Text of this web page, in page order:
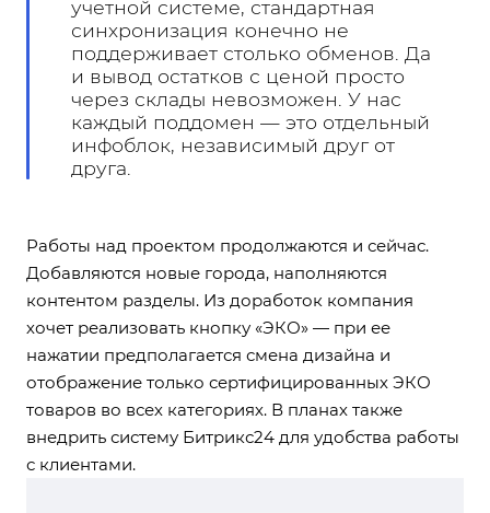
учетной системе, стандартная
синхронизация конечно не
поддерживает столько обменов. Да
и вывод остатков с ценой просто
через склады невозможен. У нас
каждый поддомен — это отдельный
инфоблок, независимый друг от
друга.
Работы над проектом продолжаются и сейчас.
Добавляются новые города, наполняются
контентом разделы. Из доработок компания
хочет реализовать кнопку «ЭКО» — при ее
нажатии предполагается смена дизайна и
отображение только сертифицированных ЭКО
товаров во всех категориях. В планах также
внедрить систему Битрикс24 для удобства работы
с клиентами.